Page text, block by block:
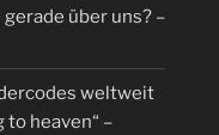
über uns? –
weltweit
to heaven“ –